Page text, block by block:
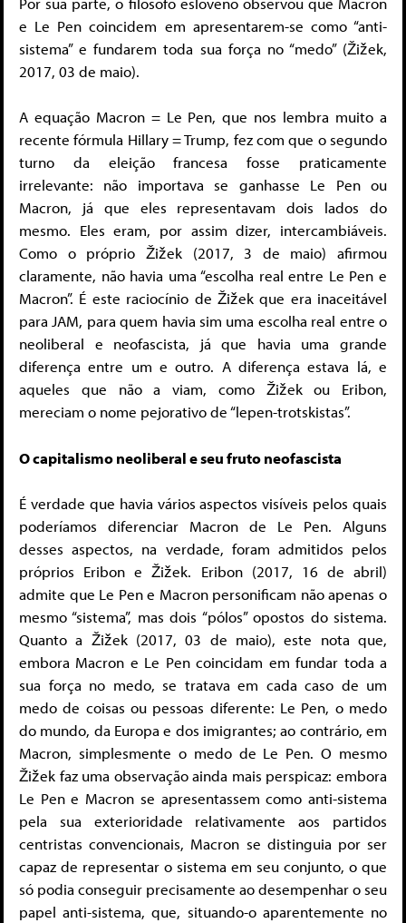
e Le Pen coincidem em apresentarem-se como “anti-
sistema” e fundarem toda sua força no “medo” (Žižek,
2017, 03 de maio).
A equação Macron = Le Pen, que nos lembra muito a
recente fórmula Hillary = Trump, fez com que o segundo
turno da eleição francesa fosse praticamente
irrelevante: não importava se ganhasse Le Pen ou
Macron, já que eles representavam dois lados do
mesmo. Eles eram, por assim dizer, intercambiáveis.
Como o próprio Žižek (2017, 3 de maio) afirmou
claramente, não havia uma “escolha real entre Le Pen e
Macron”. É este raciocínio de Žižek que era inaceitável
para JAM, para quem havia sim uma escolha real entre o
neoliberal e neofascista, já que havia uma grande
diferença entre um e outro. A diferença estava lá, e
aqueles que não a viam, como Žižek ou Eribon,
mereciam o nome pejorativo de “lepen-trotskistas”.
O capitalismo neoliberal e seu fruto neofascista
É verdade que havia vários aspectos visíveis pelos quais
poderíamos diferenciar Macron de Le Pen. Alguns
desses aspectos, na verdade, foram admitidos pelos
próprios Eribon e Žižek. Eribon (2017, 16 de abril)
admite que Le Pen e Macron personificam não apenas o
mesmo “sistema”, mas dois “pólos” opostos do sistema.
Quanto a Žižek (2017, 03 de maio), este nota que,
embora Macron e Le Pen coincidam em fundar toda a
sua força no medo, se tratava em cada caso de um
medo de coisas ou pessoas diferente: Le Pen, o medo
do mundo, da Europa e dos imigrantes; ao contrário, em
Macron, simplesmente o medo de Le Pen. O mesmo
Žižek faz uma observação ainda mais perspicaz: embora
Le Pen e Macron se apresentassem como anti-sistema
pela sua exterioridade relativamente aos partidos
centristas convencionais, Macron se distinguia por ser
capaz de representar o sistema em seu conjunto, o que
só podia conseguir precisamente ao desempenhar o seu
papel anti-sistema, que, situando-o aparentemente no